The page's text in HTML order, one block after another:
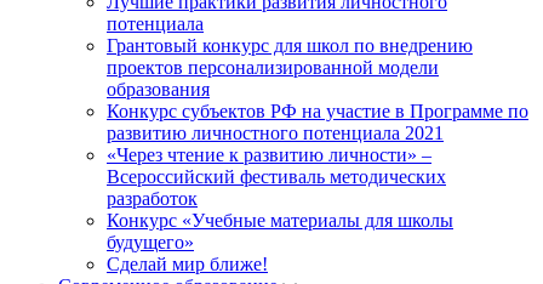
потенциала
Грантовый конкурс для школ по внедрению
проектов персонализированной модели
образования
Конкурс субъектов РФ на участие в Программе по
развитию личностного потенциала 2021
«Через чтение к развитию личности» –
Всероссийский фестиваль методических
разработок
Конкурс «Учебные материалы для школы
будущего»
Сделай мир ближе!